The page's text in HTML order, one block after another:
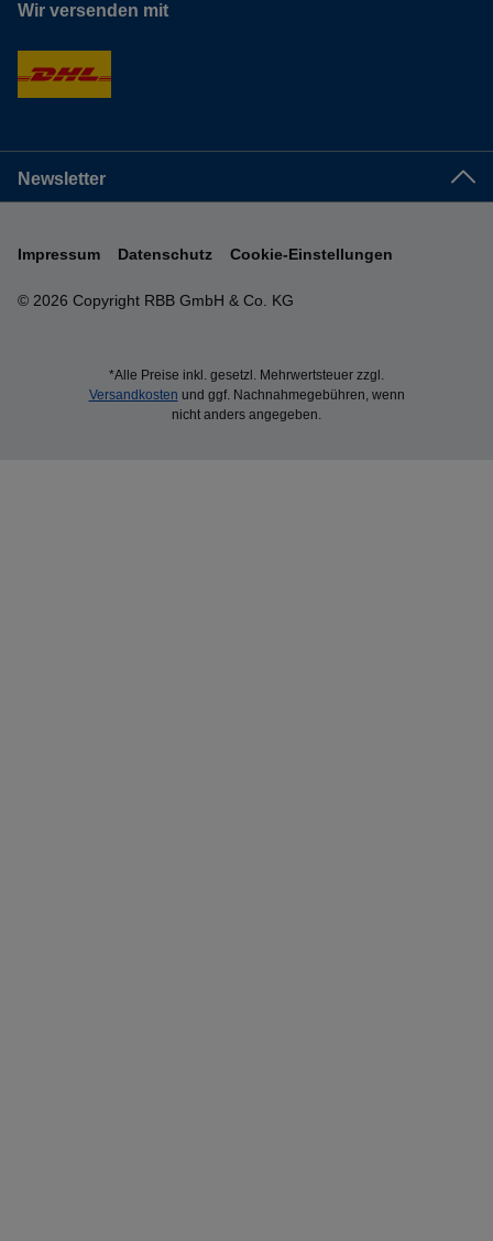
Wir versenden mit
Newsletter
© 2026 Copyright RBB GmbH & Co. KG
Impressum Datenschutz Cookie-Einstellungen
*Alle Preise inkl. gesetzl. Mehrwertsteuer zzgl.
Versandkosten und ggf. Nachnahmegebühren, wenn
nicht anders angegeben.